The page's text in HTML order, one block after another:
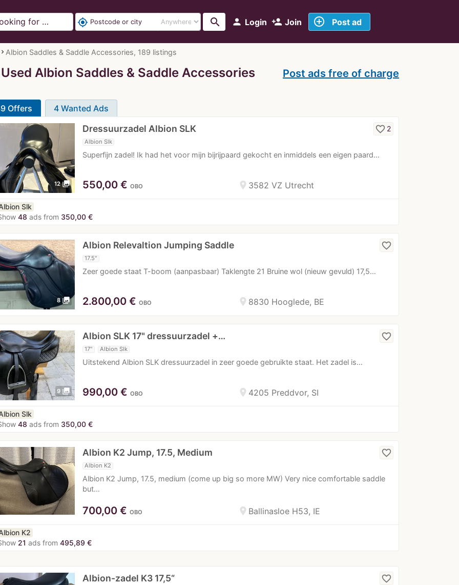
person Login person_add Join add_circle_outline Post ad
my_location search
Albion Saddles & Saddle Accessories, 189 listings
Albion Saddles & Saddle Accessories Post ads free of charge
Offers 4 Wanted Ads
12 photo_library
Dressuurzadel Albion SLK
Albion Slk
Superfijn zadel! Ik had het voor mijn bijrijpaard gekocht en inmiddels een eigen paard…
favorite_border 2
location_on 3582 VZ Utrecht
550,00 € OBO
Slk
48 ads from 350,00 €
8 photo_library
Albion Relevaltion Jumping Saddle
17.5"
Zeer goede staat T-boom (aanpasbaar) Taklengte 21 Bruine wol (nieuw gevuld) 17,5…
favorite_border
location_on 8830 Hooglede, BE
2.800,00 € OBO
9 photo_library
Albion SLK 17" dressuurzadel +…
17" Albion Slk
Uitstekend Albion SLK dressuurzadel in zeer goede gebruikte staat. Het zadel is…
favorite_border
location_on 4205 Preddvor, SI
990,00 € OBO
Slk
48 ads from 350,00 €
Albion K2 Jump, 17.5, Medium
Albion K2
Albion K2 Jump, 17.5, medium (come up big so more MW) Very nice comfortable saddle
but…
favorite_border
location_on Ballinasloe H53, IE
700,00 € OBO
K2
21 ads from 495,89 €
Albion-zadel K3 17,5“ favorite_border